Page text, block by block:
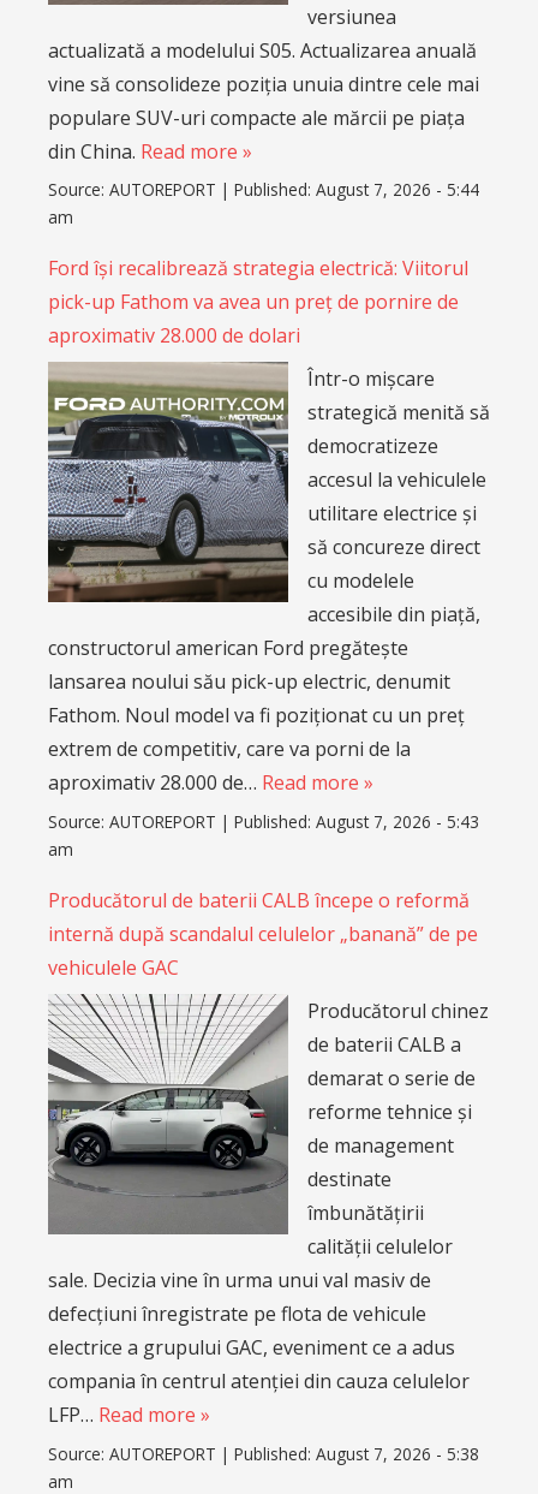
versiunea
actualizată a modelului S05. Actualizarea anuală
vine să consolideze poziția unuia dintre cele mai
populare SUV-uri compacte ale mărcii pe piața
din China. Read more »
Source: AUTOREPORT | Published: August 7, 2026 - 5:44
am
Ford își recalibrează strategia electrică: Viitorul
pick-up Fathom va avea un preț de pornire de
aproximativ 28.000 de dolari
Într-o mișcare
strategică menită să
democratizeze
accesul la vehiculele
utilitare electrice și
să concureze direct
cu modelele
accesibile din piață,
constructorul american Ford pregătește
lansarea noului său pick-up electric, denumit
Fathom. Noul model va fi poziționat cu un preț
extrem de competitiv, care va porni de la
aproximativ 28.000 de… Read more »
Source: AUTOREPORT | Published: August 7, 2026 - 5:43
am
Producătorul de baterii CALB începe o reformă
internă după scandalul celulelor „banană” de pe
vehiculele GAC
Producătorul chinez
de baterii CALB a
demarat o serie de
reforme tehnice și
de management
destinate
îmbunătățirii
calității celulelor
sale. Decizia vine în urma unui val masiv de
defecțiuni înregistrate pe flota de vehicule
electrice a grupului GAC, eveniment ce a adus
compania în centrul atenției din cauza celulelor
LFP… Read more »
Source: AUTOREPORT | Published: August 7, 2026 - 5:38
am